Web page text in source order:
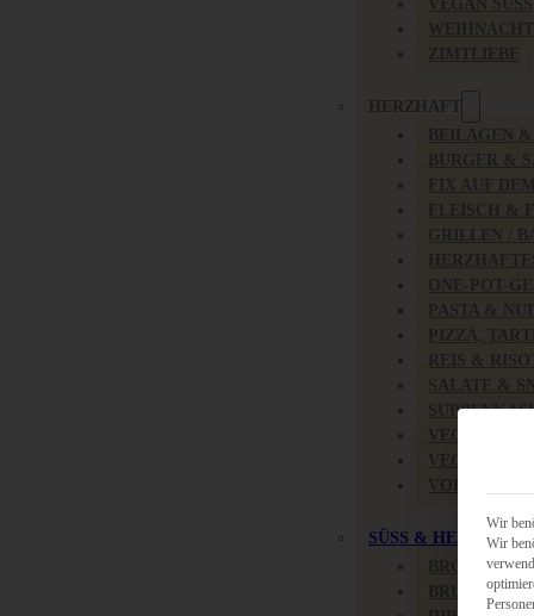
HERZHAFT
SALATE &
SÜSS & HERZHAFT
BRUNCH &
Wir
Wir